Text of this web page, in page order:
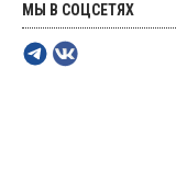
МЫ В СОЦСЕТЯХ